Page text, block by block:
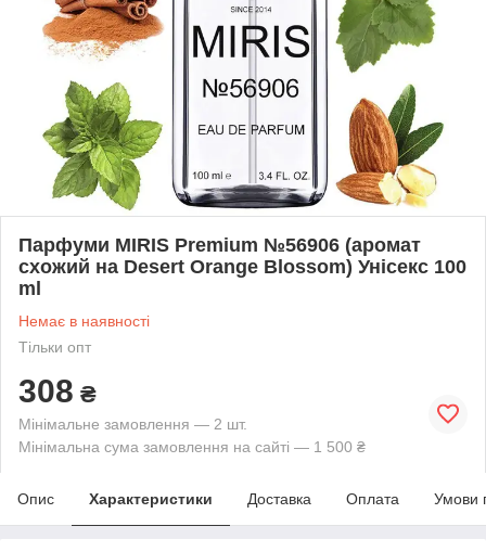
Парфуми MIRIS Premium №56906 (аромат
схожий на Desert Orange Blossom) Унісекс 100
ml
Немає в наявності
Тільки опт
308 ₴
Мінімальне замовлення — 2 шт.
Мінімальна сума замовлення на сайті — 1 500 ₴
Опис Характеристики Доставка Оплата Умови